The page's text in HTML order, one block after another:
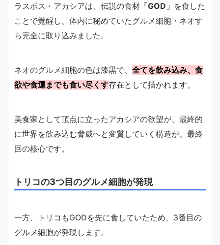
ラスボス・アカシアは、伝説の食材 「GOD」 を食した
ことで覚醒し、体内に秘めていたグルメ細胞・ネオす
ら完全に取り込みました。
ネオのグルメ細胞の色は漆黒で、 全てを飲み込み、食
欲や食運までも食い尽くす存在として描かれます。
美食家として頂点に立ったアカシアの欲望が、最終的
に世界を飲み込む脅威へと変質していく構造が、最終
回の核心です。
トリコの3つ目のグルメ細胞が発現
一方、トリコもGODを先に食していたため、3番目の
グルメ細胞が発現します。